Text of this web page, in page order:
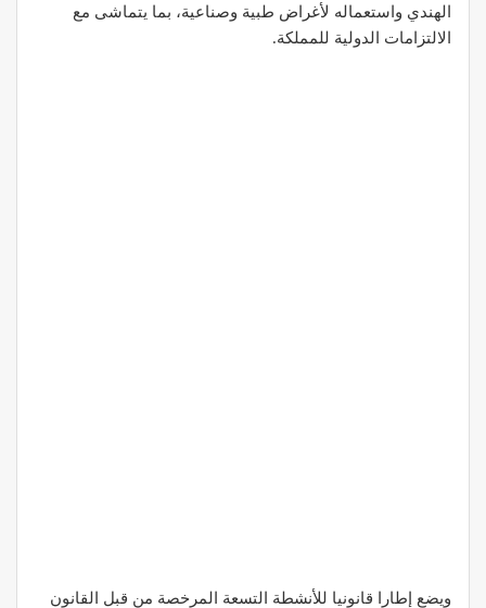
الهندي واستعماله لأغراض طبية وصناعية، بما يتماشى مع
الالتزامات الدولية للمملكة.
ويضع إطارا قانونيا للأنشطة التسعة المرخصة من قبل القانون